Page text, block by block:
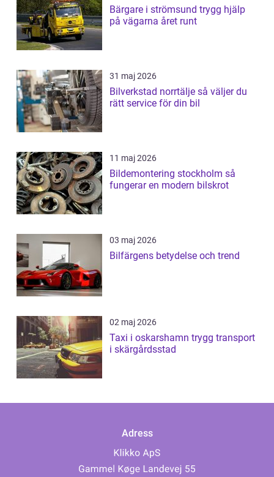
Bärgare i strömsund trygg hjälp
på vägarna året runt
31 maj 2026
Bilverkstad norrtälje så väljer du
rätt service för din bil
11 maj 2026
Bildemontering stockholm så
fungerar en modern bilskrot
03 maj 2026
Bilfärgens betydelse och trend
02 maj 2026
Taxi i oskarshamn trygg transport
i skärgårdsstad
Adress